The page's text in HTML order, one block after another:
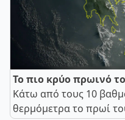
Το πιο κρύο πρωινό
Κάτω από τους 10
θερμόμετρα το πρωί